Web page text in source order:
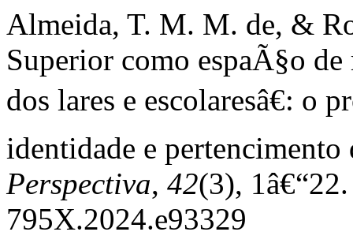
Almeida, T. M. M. de, &
Superior como espaÃ§o
dos lares e escolaresâ€: o
identidade e pertencimento
Perspectiva, 42(3),
795X.2024.e93329